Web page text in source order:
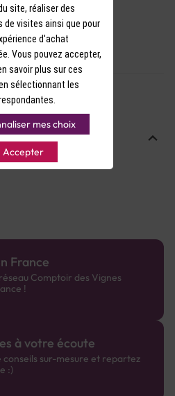
SERVICE
France
Comptoir des Vignes
!
à votre écoute
conseils sur-mesure et repartez
:)
site, réaliser des
visites ainsi que pour
d'achat
Vous pouvez accepter,
savoir plus sur ces
sélectionnant les
mes choix
Accepter